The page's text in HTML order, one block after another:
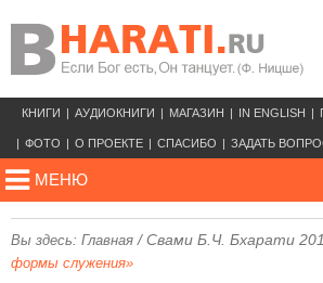
КНИГИ АУДИОКНИГИ МАГАЗИН IN ENGLISH
ФОТО О ПРОЕКТЕ СПАСИБО ЗАДАТЬ
МЕНЮ
Вы здесь: Главная /Свами Б.Ч. Бхарати
формы служения»